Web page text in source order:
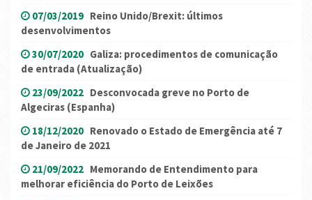
07/03/2019 Reino Unido/Brexit: últimos
desenvolvimentos
30/07/2020 Galiza: procedimentos de comunicação
de entrada (Atualização)
23/09/2022 Desconvocada greve no Porto de
Algeciras (Espanha)
18/12/2020 Renovado o Estado de Emergência até 7
de Janeiro de 2021
21/09/2022 Memorando de Entendimento para
melhorar eficiência do Porto de Leixões